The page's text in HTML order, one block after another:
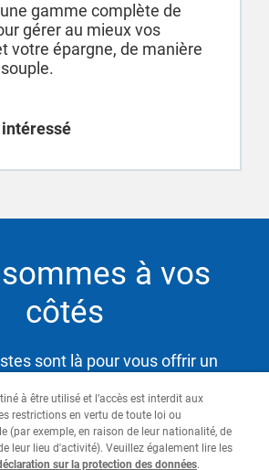
gamme complète de
gérer au mieux vos
votre épargne, de manière
à vos
côtés
sont là pour vous offrir un
vous aidant à atteindre vos
objectifs.
à être utilisé et l’accès est interdit aux
restrictions en vertu de toute loi ou
(par exemple, en raison de leur nationalité, de
leur lieu d'activité). Veuillez également lire les
sur la protection des données.